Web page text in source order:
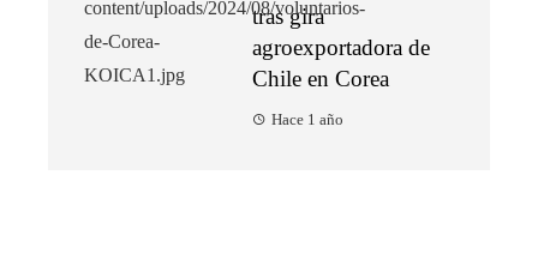
tras gira
agroexportadora de
Chile en Corea
Hace 1 año